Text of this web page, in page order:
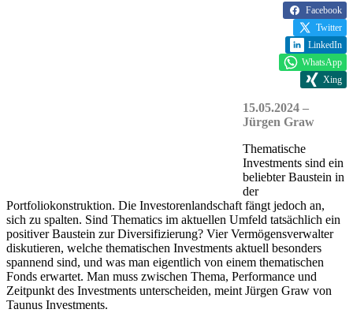
Facebook
Twitter
LinkedIn
WhatsApp
Xing
15.05.2024 –
Jürgen Graw
Thematische
Investments sind ein
beliebter Baustein in
der
Portfoliokonstruktion. Die Investorenlandschaft fängt jedoch an,
sich zu spalten. Sind Thematics im aktuellen Umfeld tatsächlich ein
positiver Baustein zur Diversifizierung? Vier Vermögensverwalter
diskutieren, welche thematischen Investments aktuell besonders
spannend sind, und was man eigentlich von einem thematischen
Fonds erwartet. Man muss zwischen Thema, Performance und
Zeitpunkt des Investments unterscheiden, meint Jürgen Graw von
Taunus Investments.